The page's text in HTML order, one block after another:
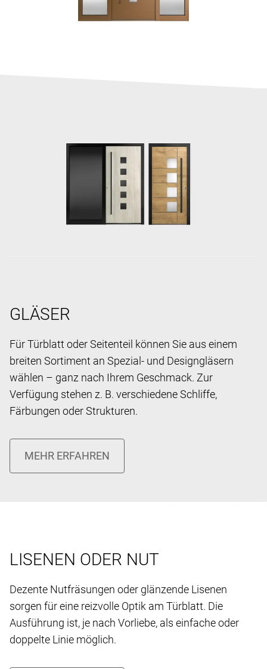
GLÄSER
Für Türblatt oder Seitenteil können Sie aus einem
breiten Sortiment an Spezial- und Designgläsern
wählen – ganz nach Ihrem Geschmack. Zur
Verfügung stehen z. B. verschiedene Schliffe,
Färbungen oder Strukturen.
LISENEN ODER NUT
Dezente Nutfräsungen oder glänzende Lisenen
sorgen für eine reizvolle Optik am Türblatt. Die
Ausführung ist, je nach Vorliebe, als einfache oder
doppelte Linie möglich.